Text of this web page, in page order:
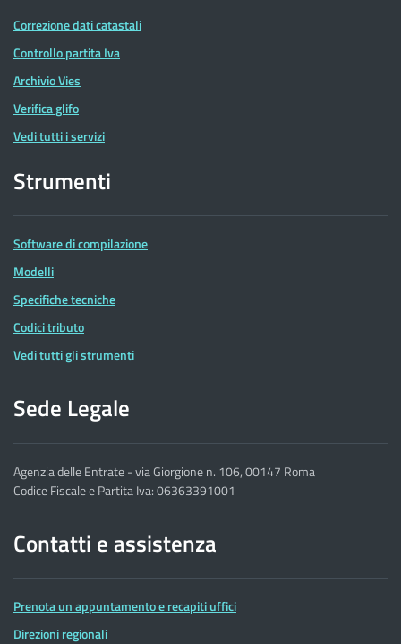
Correzione dati catastali
Controllo partita Iva
Archivio Vies
Verifica glifo
Vedi tutti i servizi
Strumenti
Software di compilazione
Modelli
Specifiche tecniche
Codici tributo
Vedi tutti gli strumenti
Sede Legale
Agenzia delle Entrate - via Giorgione n. 106, 00147 Roma
Codice Fiscale e Partita Iva: 06363391001
Contatti e assistenza
Prenota un appuntamento e recapiti uffici
Direzioni regionali